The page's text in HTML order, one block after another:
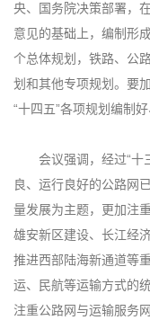
央、国务院决策部署，
意见的基础上，编制形
个总体规划，铁路、公
划和其他专项规划。要
“十四五”各项规划编制好
会议强调，经过“十
良、运行良好的公路网
量发展为主题，更加注
雄安新区建设、长江经
推进西部陆海新通道等
运、民航等运输方式的
注重公路网与运输服务